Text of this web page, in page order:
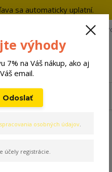
sa automaticky uplatní.
Hľadať
+421 908 198 133
výhody
7% na Váš nákup, ako aj
email.
Odoslať
osobných údajov.
účely registrácie.